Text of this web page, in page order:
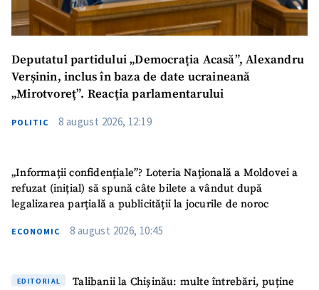
Deputatul partidului „Democrația Acasă”, Alexandru
Verșinin, inclus în baza de date ucraineană
„Mirotvoreț”. Reacția parlamentarului
POLITIC 8 august 2026, 12:19
„Informații confidențiale”? Loteria Națională a Moldovei a
refuzat (inițial) să spună câte bilete a vândut după
legalizarea parțială a publicității la jocurile de noroc
ECONOMIC 8 august 2026, 10:45
EDITORIAL
Talibanii la Chișinău: multe întrebări, puține